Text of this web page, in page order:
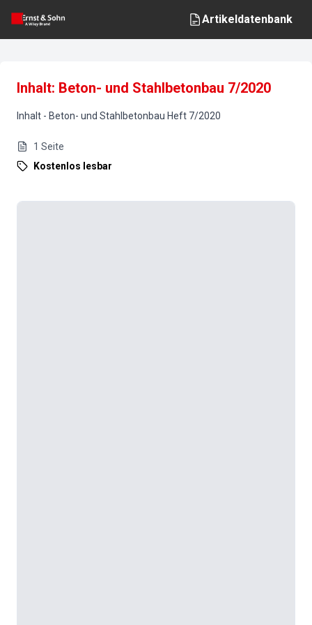
Artikeldatenbank
Inhalt: Beton- und Stahlbetonbau 7/2020
Inhalt - Beton- und Stahlbetonbau Heft 7/2020
1 Seite
Kostenlos lesbar